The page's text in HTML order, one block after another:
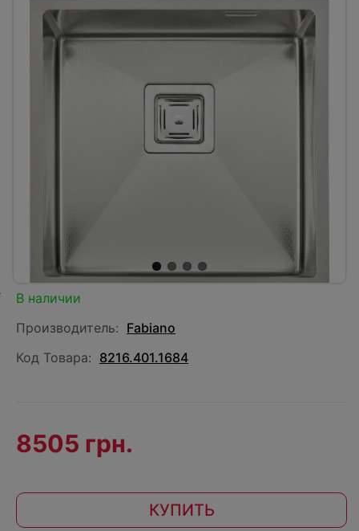
В наличии
Производитель: Fabiano
Код Товара: 8216.401.1684
8505 грн.
КУПИТЬ